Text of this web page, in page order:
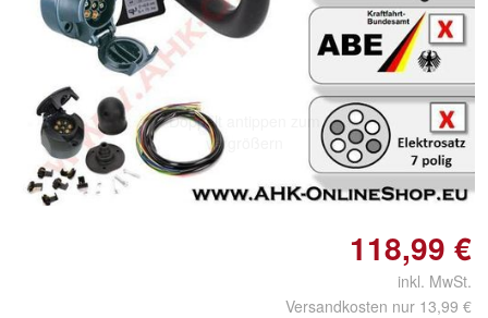
Doppelt antippen zum
vergrößern
118,99 €
inkl. MwSt.
Versandkosten nur 13,99 €